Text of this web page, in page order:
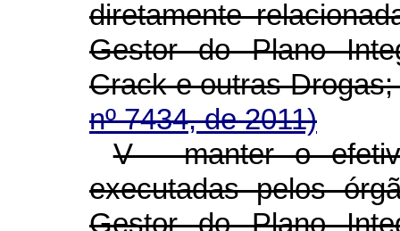
diretamente
Gestor do Plano
Crack e outras
nº 7434, de 2011)
V - manter o
executadas pelos
Gestor do Plano